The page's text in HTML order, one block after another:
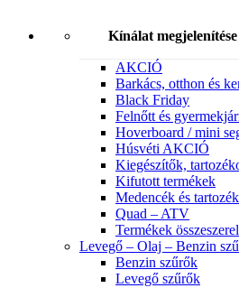
Kínálat megjelenítése
AKCIÓ
Barkács, otthon és
Black Friday
Felnőtt és
Hoverboard / mini
Húsvéti AKCIÓ
Kiegészítők,
Kifutott termékek
Medencék és
Quad – ATV
Termékek
Levegő – Olaj – Benzin
Benzin szűrők
Levegő szűrők